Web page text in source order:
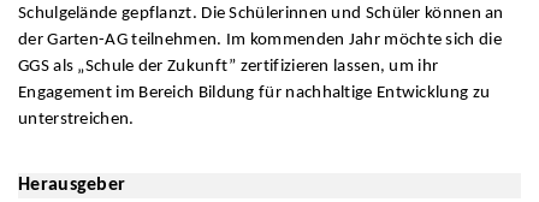
Schulgelände gepflanzt. Die Schülerinnen und Schüler können an
der Garten-AG teilnehmen. Im kommenden Jahr möchte sich die
GGS als „Schule der Zukunft” zertifizieren lassen, um ihr
Engagement im Bereich Bildung für nachhaltige Entwicklung zu
unterstreichen.
Herausgeber